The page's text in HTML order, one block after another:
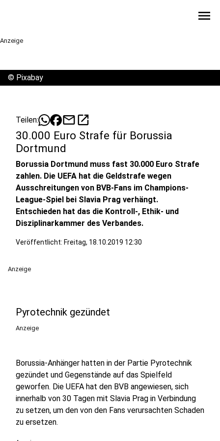
menu
Anzeige
© Pixabay
Teilen: mailopen_in_new
30.000 Euro Strafe für Borussia
Dortmund
Borussia Dortmund muss fast 30.000 Euro Strafe
zahlen. Die UEFA hat die Geldstrafe wegen
Ausschreitungen von BVB-Fans im Champions-
League-Spiel bei Slavia Prag verhängt.
Entschieden hat das die Kontroll-, Ethik- und
Disziplinarkammer des Verbandes.
Veröffentlicht: Freitag, 18.10.2019 12:30
Anzeige
Pyrotechnik gezündet
Anzeige
Borussia-Anhänger hatten in der Partie Pyrotechnik
gezündet und Gegenstände auf das Spielfeld
geworfen. Die UEFA hat den BVB angewiesen, sich
innerhalb von 30 Tagen mit Slavia Prag in Verbindung
zu setzen, um den von den Fans verursachten Schaden
zu ersetzen.